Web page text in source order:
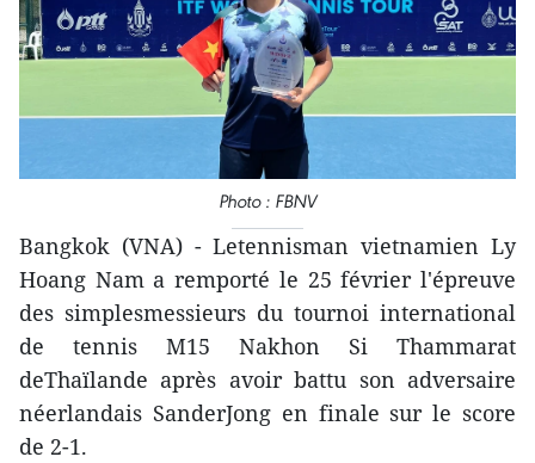
Photo : FBNV
Bangkok (VNA) - Letennisman vietnamien Ly
Hoang Nam a remporté le 25 février l'épreuve
des simplesmessieurs du tournoi international
de tennis M15 Nakhon Si Thammarat
deThaïlande après avoir battu son adversaire
néerlandais SanderJong en finale sur le score
de 2-1.